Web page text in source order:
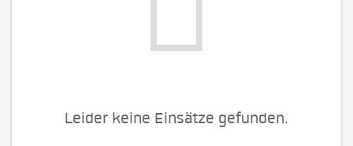
Leider keine Einsätze gefunden.